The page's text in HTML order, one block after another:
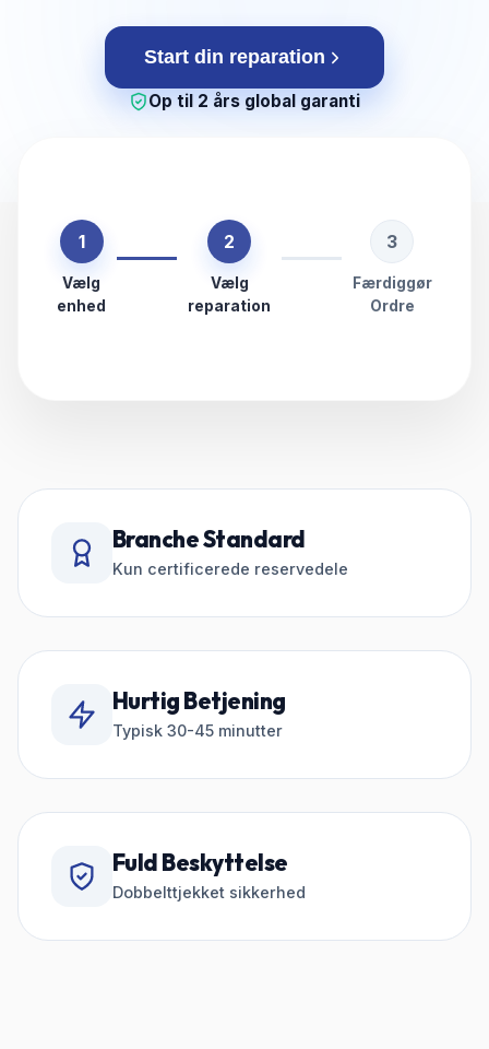
Start din reparation
Op til 2 års global garanti
1
Vælg
enhed
2
Vælg
reparation
3
Færdiggør
Ordre
Branche Standard
Kun certificerede reservedele
Hurtig Betjening
Typisk 30-45 minutter
Fuld Beskyttelse
Dobbelttjekket sikkerhed